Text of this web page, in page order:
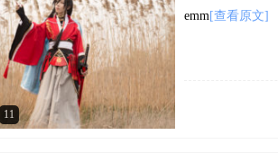
11
emm[查看原文]